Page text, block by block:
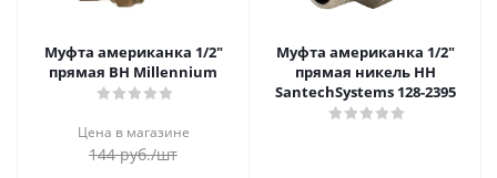
Муфта американка 1/2"
прямая ВН Millennium
Цена в магазине
144руб./шт
Муфта американка 1/2"
прямая никель НН
SantechSystems 128-2395